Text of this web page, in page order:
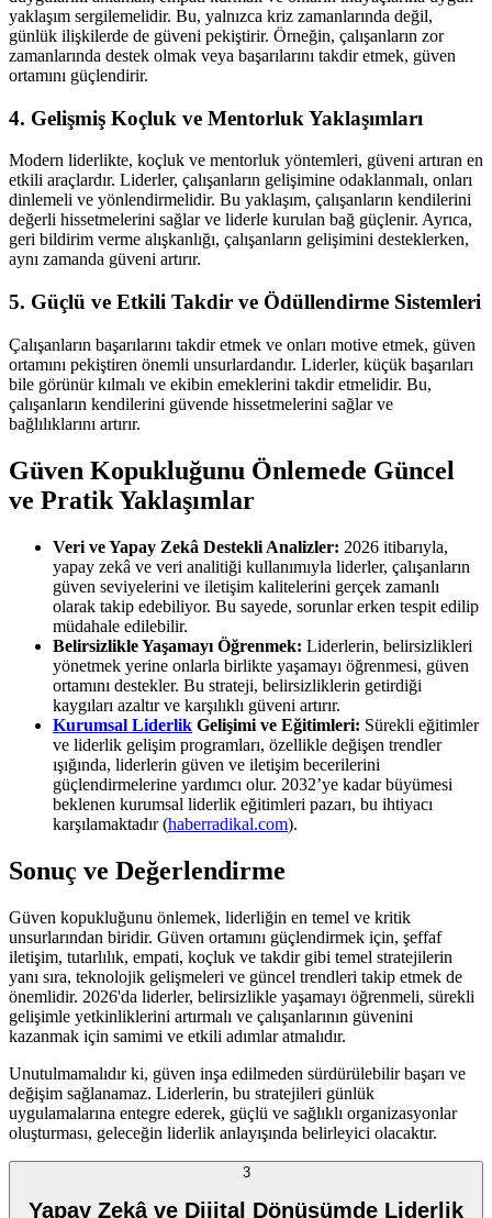
yaklaşım sergilemelidir. Bu, yalnızca kriz zamanlarında değil,
günlük ilişkilerde de güveni pekiştirir. Örneğin, çalışanların zor
zamanlarında destek olmak veya başarılarını takdir etmek, güven
ortamını güçlendirir.
4. Gelişmiş Koçluk ve Mentorluk Yaklaşımları
Modern liderlikte, koçluk ve mentorluk yöntemleri, güveni artıran en
etkili araçlardır. Liderler, çalışanların gelişimine odaklanmalı, onları
dinlemeli ve yönlendirmelidir. Bu yaklaşım, çalışanların kendilerini
değerli hissetmelerini sağlar ve liderle kurulan bağ güçlenir. Ayrıca,
geri bildirim verme alışkanlığı, çalışanların gelişimini desteklerken,
aynı zamanda güveni artırır.
5. Güçlü ve Etkili Takdir ve Ödüllendirme Sistemleri
Çalışanların başarılarını takdir etmek ve onları motive etmek, güven
ortamını pekiştiren önemli unsurlardandır. Liderler, küçük başarıları
bile görünür kılmalı ve ekibin emeklerini takdir etmelidir. Bu,
çalışanların kendilerini güvende hissetmelerini sağlar ve
bağlılıklarını artırır.
Güven Kopukluğunu Önlemede Güncel
ve Pratik Yaklaşımlar
Veri ve Yapay Zekâ Destekli Analizler: 2026 itibarıyla,
yapay zekâ ve veri analitiği kullanımıyla liderler, çalışanların
güven seviyelerini ve iletişim kalitelerini gerçek zamanlı
olarak takip edebiliyor. Bu sayede, sorunlar erken tespit edilip
müdahale edilebilir.
Belirsizlikle Yaşamayı Öğrenmek: Liderlerin, belirsizlikleri
yönetmek yerine onlarla birlikte yaşamayı öğrenmesi, güven
ortamını destekler. Bu strateji, belirsizliklerin getirdiği
kaygıları azaltır ve karşılıklı güveni artırır.
Kurumsal Liderlik Gelişimi ve Eğitimleri: Sürekli eğitimler
ve liderlik gelişim programları, özellikle değişen trendler
ışığında, liderlerin güven ve iletişim becerilerini
güçlendirmelerine yardımcı olur. 2032’ye kadar büyümesi
beklenen kurumsal liderlik eğitimleri pazarı, bu ihtiyacı
karşılamaktadır (haberradikal.com).
Sonuç ve Değerlendirme
Güven kopukluğunu önlemek, liderliğin en temel ve kritik
unsurlarından biridir. Güven ortamını güçlendirmek için, şeffaf
iletişim, tutarlılık, empati, koçluk ve takdir gibi temel stratejilerin
yanı sıra, teknolojik gelişmeleri ve güncel trendleri takip etmek de
önemlidir. 2026'da liderler, belirsizlikle yaşamayı öğrenmeli, sürekli
gelişimle yetkinliklerini artırmalı ve çalışanlarının güvenini
kazanmak için samimi ve etkili adımlar atmalıdır.
Unutulmamalıdır ki, güven inşa edilmeden sürdürülebilir başarı ve
değişim sağlanamaz. Liderlerin, bu stratejileri günlük
uygulamalarına entegre ederek, güçlü ve sağlıklı organizasyonlar
oluşturması, geleceğin liderlik anlayışında belirleyici olacaktır.
3
Yapay Zekâ ve Dijital Dönüşümde Liderlik